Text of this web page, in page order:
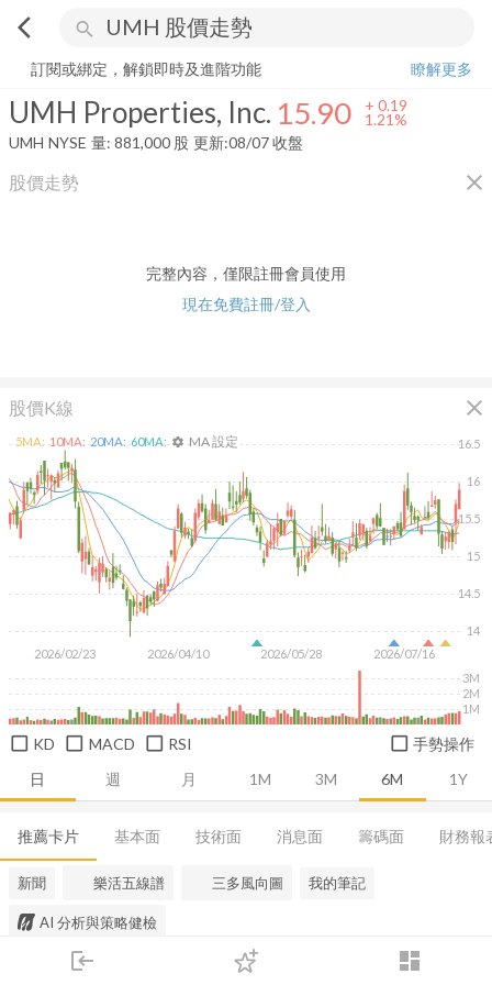
arrow_back_ios search
login dashboard
下單
UMH Properties, Inc. 15.90+1.21%
訂閱或綁定，解鎖即時及進階功能
瞭解更多
UMH Properties, Inc. 15.90 + 0.19
1.21%
UMH NYSE 量: 881,000 股 更新:08/07 收盤
股價走勢 close
完整內容，僅限註冊會員使用
現在免費註冊/登入
股價K線 close
日 週 月 1M 3M 6M 1Y
2026/02/23 2026/04/10 2026/05/28 2026/07/16
14
14.5
15
15.5
16
16.5
1M
2M
3M
5MA: 10MA: 20MA: 60MA: settings MA 設定
KD MACD RSI 手勢操作
推薦卡片 基本面 技術面 消息面 籌碼面 財務報
新聞 樂活五線譜 三多風向圖 我的筆記
AI 分析與策略健檢